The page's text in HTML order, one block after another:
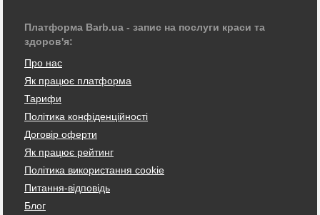
Платформа Barb.ua - запис на послуги краси та
здоров'я:
Про нас
Як працює платформа
Тарифи
Політика конфіденційності
Договір оферти
Як працює рейтинг
Політика використання cookie
Питання-відповідь
Блог